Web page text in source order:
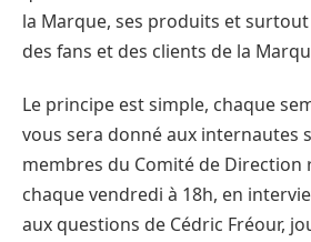
la Marque, ses produits et
des fans et des clients de la
Le principe est simple, chaque
vous sera donné aux internautes
membres du Comité de
chaque vendredi à 18h, en
aux questions de Cédric Fréour,